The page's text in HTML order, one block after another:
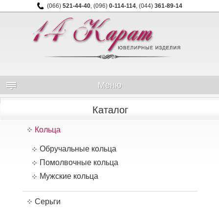
(066) 521-44-40, (096) 0-114-114, (044) 361-89-14
Меню
Каталог
Кольца
Обручальные кольца
Помолвочные кольца
Мужские кольца
Серьги